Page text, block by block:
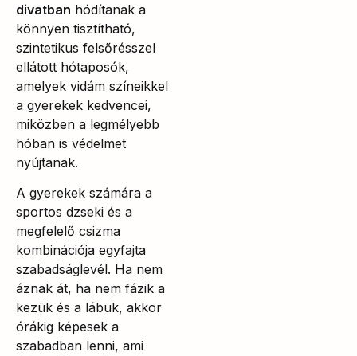
divatban hódítanak a
könnyen tisztítható,
szintetikus felsőrésszel
ellátott hótaposók,
amelyek vidám színeikkel
a gyerekek kedvencei,
miközben a legmélyebb
hóban is védelmet
nyújtanak.
A gyerekek számára a
sportos dzseki és a
megfelelő csizma
kombinációja egyfajta
szabadságlevél. Ha nem
áznak át, ha nem fázik a
kezük és a lábuk, akkor
órákig képesek a
szabadban lenni, ami